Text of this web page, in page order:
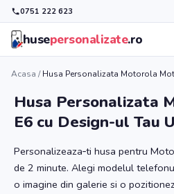
0751 222 623
husepersonalizate.ro
Acasa /Husa Personalizata Motorola
Husa Personalizata
E6 cu Design-ul Tau
Personalizeaza‑ti husa pentru
de 2 minute. Alegi modelul
o imagine din galerie si o